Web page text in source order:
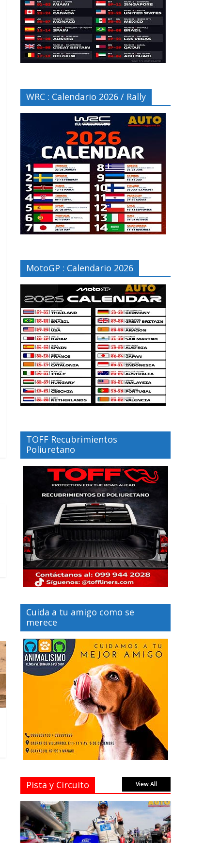
WRC : Calendario 2026 / Rally
MotoGP : Calendario 2026
TOFF Recubrimientos
Poliuretano
Cuida a tu amigo como se
merece
Pista y Circuito View All